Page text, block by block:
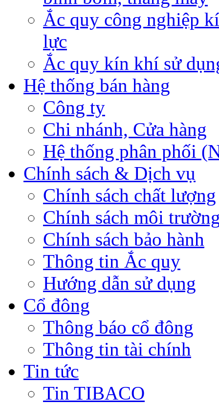
Ắc quy công nghiệp
lực
Ắc quy kín khí sử
Hệ thống bán hàng
Công ty
Chi nhánh, Cửa hàng
Hệ thống phân phối
Chính sách & Dịch vụ
Chính sách chất lượng
Chính sách môi
Chính sách bảo hành
Thông tin Ắc quy
Hướng dẫn sử dụng
Cổ đông
Thông báo cổ đông
Thông tin tài chính
Tin tức
Tin TIBACO